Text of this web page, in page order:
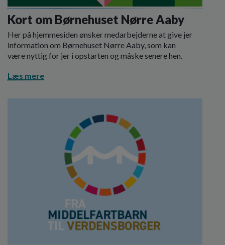
Kort om Børnehuset Nørre Aaby
Her på hjemmesiden ønsker medarbejderne at give jer
information om Børnehuset Nørre Aaby, som kan
være nyttig for jer i opstarten og måske senere hen.
Læs mere